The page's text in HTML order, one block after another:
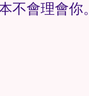
不會理會你